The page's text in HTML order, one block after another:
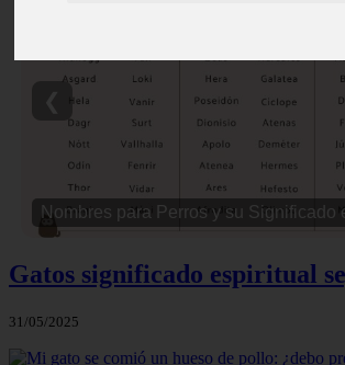
Nombres para Perros Machos con
Gatos significado espiritual
31/05/2025